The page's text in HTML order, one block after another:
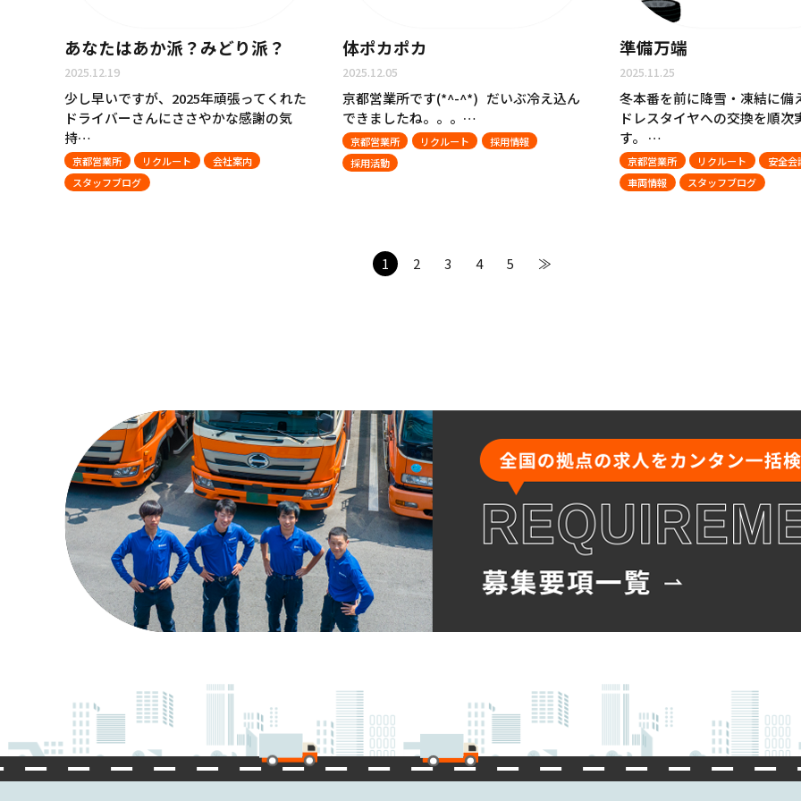
あなたはあか派？みどり派？
2025.12.19
少し早いですが、2025年頑張ってくれた
ドライバーさんにささやかな感謝の気
持…
京都営業所 リクルート
会社案内
スタッフブログ
体ポカポカ
2025.12.05
京都営業所です(*^-^*) だいぶ冷え込ん
できましたね。。。…
京都営業所 リクルート
採用情報
採用活動
準備万端
2025.11.25
冬本番を前に降雪・凍結に備
ドレスタイヤへの交換を順次
す。 …
京都営業所 リクルート
安全会
車両情報
スタッフブログ
1 2 3 4 5 ≫